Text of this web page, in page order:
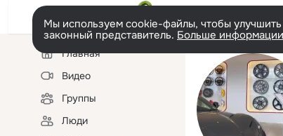
Мы используем cookie-файлы, чтобы
законный представитель. Больше информации
Левая
колонкаГлавная
Видео
Группы
Люди